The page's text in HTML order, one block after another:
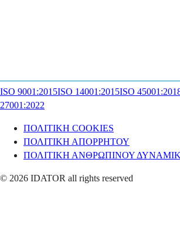
ISO 9001:2015ISO 14001:2015ISO
27001:2022
ΠΟΛΙΤΙΚΗ COOKIES
ΠΟΛΙΤΙΚΗ ΑΠΟΡΡΗΤΟΥ
ΠΟΛΙΤΙΚΗ ΑΝΘΡΩΠΙΝΟΥ
© 2026 IDATOR all rights reserved